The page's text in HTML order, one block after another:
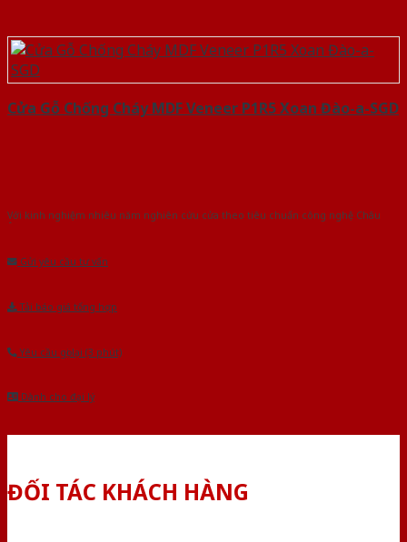
Cửa Gỗ Chống Cháy MDF Veneer P1R5 Xoan Đào-a-SGD
Với kinh nghiệm nhiêu năm nghiên cứu cửa theo tiêu chuẩn công nghệ Châu
Gửi yêu cầu tư vấn
Tải báo giá tổng hợp
Yêu cầu gọi lại (3 phút)
Dành cho đại lý
ĐỐI TÁC KHÁCH HÀNG